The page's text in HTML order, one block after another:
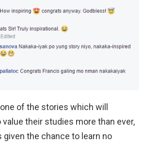
of the stories which will
value their studies more than ever,
given the chance to learn no